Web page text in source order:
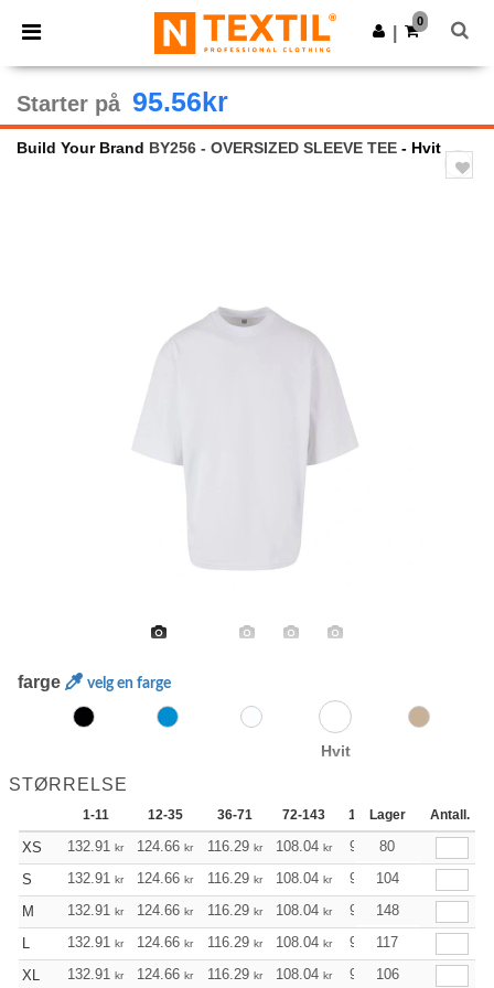
× Ntextil-app
Bedre priser i appen!
Last ned app
0
Starter på 95.56kr
Build Your Brand BY256 - OVERSIZED SLEEVE TEE - Hvit
farge velg en farge
Hvit
STØRRELSE
1-11 12-35 36-71 72-143 144-287 288 +
Lager Antall.
XS 132.91 kr 124.66 kr 116.29 kr 108.04 kr 99.68 kr
80
S
132.91 kr 124.66 kr 116.29 kr 108.04 kr 99.68 kr
104
M
132.91 kr 124.66 kr 116.29 kr 108.04 kr 99.68 kr
148
L
132.91 kr 124.66 kr 116.29 kr 108.04 kr 99.68 kr
117
XL
132.91 kr 124.66 kr 116.29 kr 108.04 kr 99.68 kr
106